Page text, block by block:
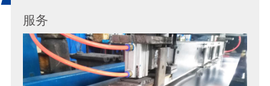
服务